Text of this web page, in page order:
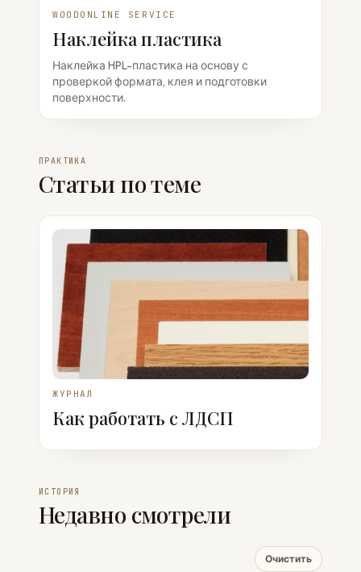
WOODONLINE SERVICE
Наклейка пластика
Наклейка HPL-пластика на основу с
проверкой формата, клея и подготовки
поверхности.
ПРАКТИКА
Статьи по теме
ЖУРНАЛ
Как работать с ЛДСП
ИСТОРИЯ
Недавно смотрели
Очистить